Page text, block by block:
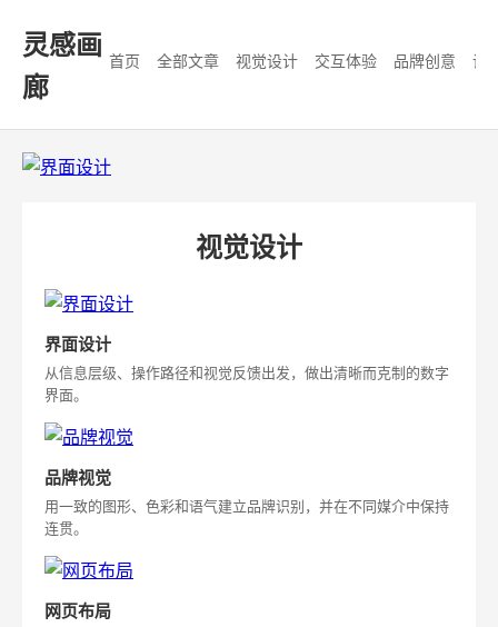
灵感画
廊
首页 全部文章 视觉设计 交互体验 品牌创意 设
视觉设计
界面设计
从信息层级、操作路径和视觉反馈出发，做出清晰而克制的数字
界面。
品牌视觉
用一致的图形、色彩和语气建立品牌识别，并在不同媒介中保持
连贯。
网页布局